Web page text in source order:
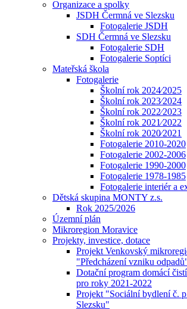
Organizace a spolky
JSDH Čermná ve Slezsku
Fotogalerie JSDH
SDH Čermná ve Slezsku
Fotogalerie SDH
Fotogalerie Soptíci
Mateřská škola
Fotogalerie
Školní rok 2024⁄2025
Školní rok 2023⁄2024
Školní rok 2022⁄2023
Školní rok 2021⁄2022
Školní rok 2020⁄2021
Fotogalerie 2010-2020
Fotogalerie 2002-2006
Fotogalerie 1990-2000
Fotogalerie 1978-1985
Fotogalerie interiér a
Dětská skupina MONTY z.s.
Rok 2025/2026
Územní plán
Mikroregion Moravice
Projekty, investice, dotace
Projekt Venkovský
"Předcházení vzniku
Dotační program domácí
pro roky 2021-2022
Projekt "Sociální bydlení č.
Slezsku"